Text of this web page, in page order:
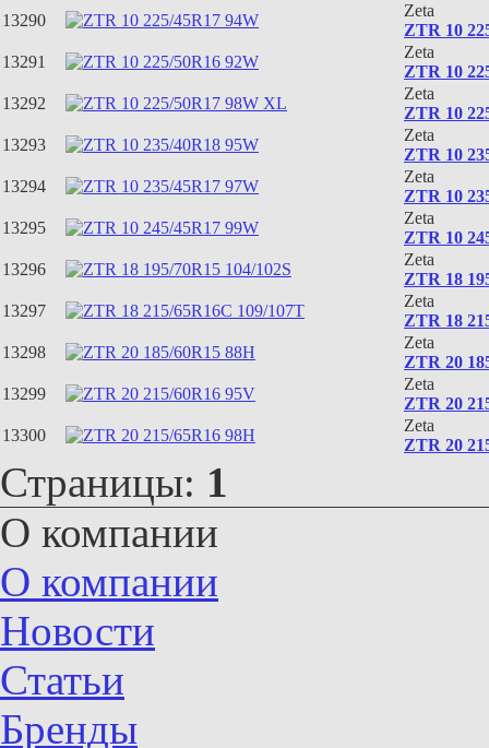
13290
Zeta
ZTR 10
13291
Zeta
ZTR 10
13292
Zeta
ZTR 10
13293
Zeta
ZTR 10
13294
Zeta
ZTR 10
13295
Zeta
ZTR 10
13296
Zeta
ZTR 18
13297
Zeta
ZTR 18
13298
Zeta
ZTR 20
13299
Zeta
ZTR 20
13300
Zeta
ZTR 20
Страницы: 1
О компании
О компании
Новости
Статьи
Бренды